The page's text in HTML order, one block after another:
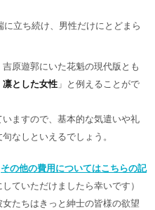
立ち続け、男性だけにとどまら
原遊郭にいた花魁の現代版とも
とした女性 」と例えることがで
ますので、基本的な気遣いや礼
なしといえるでしょう。
その他の費用についてはこちらの記
ていただけましたら幸いです）
たちはきっと紳士の皆様の欲望